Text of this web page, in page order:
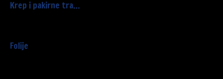
Krep i pakirne tra…
Folije